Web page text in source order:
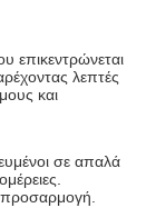
επικεντρώνεται
λεπτές
και
σε απαλά
προσαρμογή.